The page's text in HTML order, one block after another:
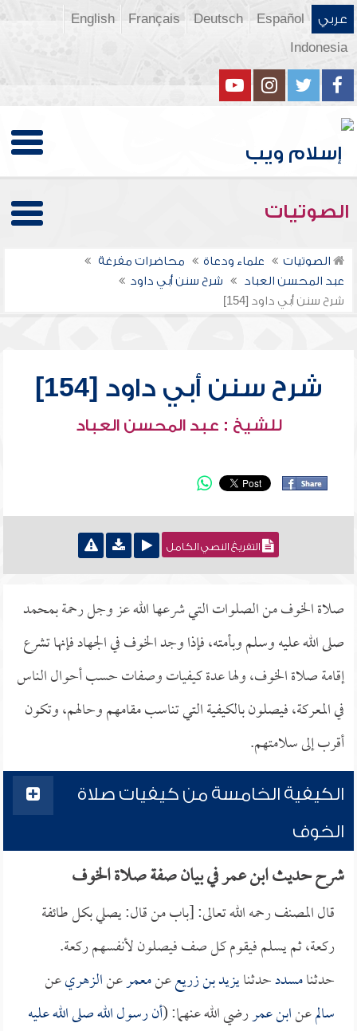
عربي Español
Deutsch
Français
English
Indonesia
الصوتيات
الصوتيات علماء ودعاة
محاضرات مفرغة
عبد المحسن العباد
شرح سنن أبي داود
شرح سنن أبي داود [154]
شرح سنن أبي داود [154]
للشيخ : عبد المحسن العباد
التفريغ النصي الكامل
صلاة الخوف من الصلوات التي شرعها الله عز وجل رحمة بمحمد
صلى الله عليه وسلم وبأمته، فإذا وجد الخوف في الجهاد فإنها تشرع
إقامة صلاة الخوف، ولها عدة كيفيات وصفات حسب أحوال الناس
في المعركة، فيصلون بالكيفية التي تناسب مقامهم وحالهم، وتكون
أقرب إلى سلامتهم.
الكيفية الخامسة من كيفيات صلاة
الخوف
شرح حديث ابن عمر في بيان صفة صلاة الخوف
قال المصنف رحمه الله تعالى: [باب من قال: يصلي بكل طائفة
ركعة، ثم يسلم فيقوم كل صف فيصلون لأنفسهم ركعة.
حدثنامسددحدثنايزيد بن زريععنمعمرعنالزهريعن
سالمعنابن عمررضي الله عنهما: (أن رسول الله صلى الله عليه